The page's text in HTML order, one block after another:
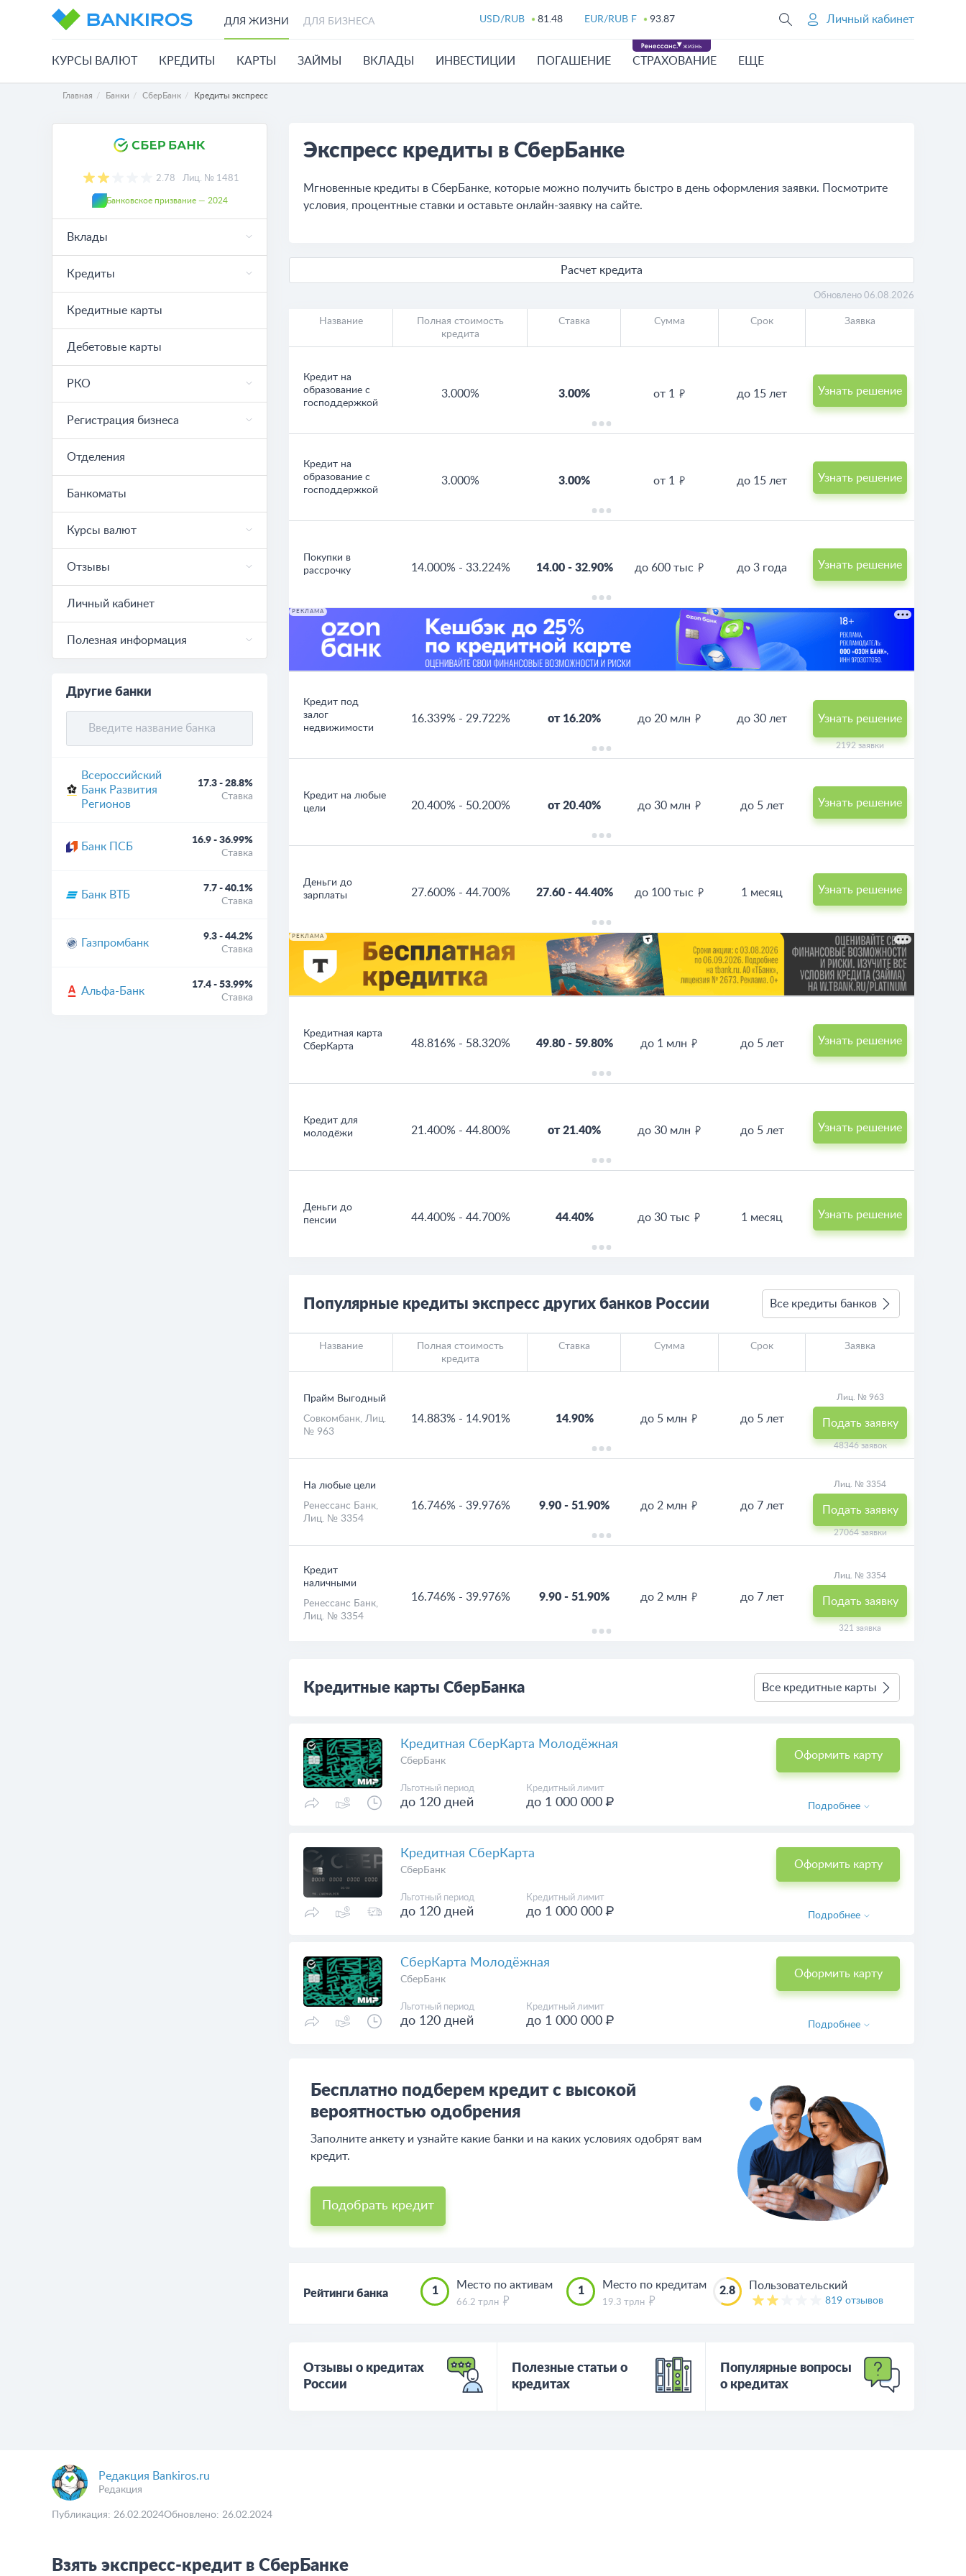
ДЛЯ ЖИЗНИ ДЛЯ БИЗНЕСА USD/RUB 81.48 EUR/RUB F 93.87 Личный кабинет
КУРСЫ ВАЛЮТ КРЕДИТЫ КАРТЫ ЗАЙМЫ ВКЛАДЫ ИНВЕСТИЦИИ ПОГАШЕНИЕ СТРАХОВАНИЕ ЕЩЕ
Главная Банки СберБанк Кредиты экспресс
2.78 Лиц. № 1481
Банковское призвание — 2024
Вклады
Кредиты
Кредитные карты
Дебетовые карты
РКО
Регистрация бизнеса
Отделения
Банкоматы
Курсы валют
Отзывы
Личный кабинет
Полезная информация
Другие банки
Всероссийский
Банк Развития
Регионов
17.3 - 28.8%
Ставка
Банк ПСБ
16.9 - 36.99%
Ставка
Банк ВТБ
7.7 - 40.1%
Ставка
Газпромбанк
9.3 - 44.2%
Ставка
Альфа-Банк
17.4 - 53.99%
Ставка
Экспресс кредиты в СберБанке
Мгновенные кредиты в СберБанке, которые можно получить быстро в день оформления заявки. Посмотрите
условия, процентные ставки и оставьте онлайн-заявку на сайте.
Расчет кредита
Обновлено 06.08.2026
Название
Полная стоимость
кредита
Ставка Сумма Срок Заявка
Кредит на
образование с
господдержкой
3.000% 3.00% от 1 до 15 лет Узнать решение
Кредит на
образование с
господдержкой
3.000% 3.00% от 1 до 15 лет Узнать решение
Покупки в
рассрочку
14.000% - 33.224% 14.00- 32.90% до 600 тыс до 3 года Узнать решение
РЕКЛАМА
Кредит под
залог
недвижимости
16.339% - 29.722% от 16.20% до 20 млн до 30 лет Узнать решение
2192 заявки
Кредит на любые
цели
20.400% - 50.200% от 20.40% до 30 млн до 5 лет Узнать решение
Деньги до
зарплаты
27.600% - 44.700% 27.60- 44.40% до 100 тыс 1 месяц Узнать решение
РЕКЛАМА
Кредитная карта
СберКарта
48.816% - 58.320% 49.80- 59.80% до 1 млн до 5 лет Узнать решение
Кредит для
молодёжи
21.400% - 44.800% от 21.40% до 30 млн до 5 лет Узнать решение
Деньги до
пенсии
44.400% - 44.700% 44.40% до 30 тыс 1 месяц Узнать решение
Популярные кредиты экспресс других банков России Все кредиты банков
Название
Полная стоимость
кредита
Ставка Сумма Срок Заявка
Прайм Выгодный
Совкомбанк, Лиц.
№ 963
14.883% - 14.901% 14.90% до 5 млн до 5 лет
Лиц. № 963
Подать заявку
48346 заявок
На любые цели
Ренессанс Банк,
Лиц. № 3354
16.746% - 39.976% 9.90 -51.90% до 2 млн до 7 лет
Лиц. № 3354
Подать заявку
27064 заявки
Кредит
наличными
Ренессанс Банк,
Лиц. № 3354
16.746% - 39.976% 9.90 -51.90% до 2 млн до 7 лет
Лиц. № 3354
Подать заявку
321 заявка
Кредитные карты СберБанка Все кредитные карты
Кредитная СберКарта Молодёжная
СберБанк
Льготный период
до 120 дней
Кредитный лимит
до 1 000 000 ₽
Оформить карту
Подробнее
Кредитная СберКарта
СберБанк
Льготный период
до 120 дней
Кредитный лимит
до 1 000 000 ₽
Оформить карту
Подробнее
СберКарта Молодёжная
СберБанк
Льготный период
до 120 дней
Кредитный лимит
до 1 000 000 ₽
Оформить карту
Подробнее
Бесплатно подберем кредит с высокой
вероятностью одобрения
Заполните анкету и узнайте какие банки и на каких условиях одобрят вам
кредит.
Подобрать кредит
Рейтинги банка 1 Место по активам
66.2 трлн
1 Место по кредитам
19.3 трлн
2.8 Пользовательский
819 отзывов
Отзывы о кредитах
России
Полезные статьи о
кредитах
Популярные вопросы
о кредитах
Редакция Bankiros.ru
Редакция
Публикация: 26.02.2024Обновлено: 26.02.2024
Взять экспресс-кредит в СберБанке